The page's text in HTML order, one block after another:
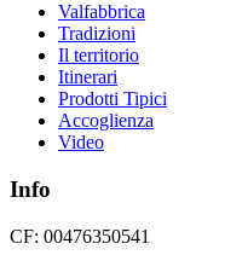
Valfabbrica
Tradizioni
Il territorio
Itinerari
Prodotti Tipici
Accoglienza
Video
Info
CF: 00476350541